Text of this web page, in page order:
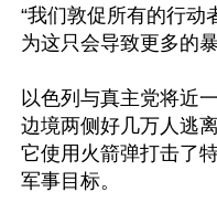
“我们敦促所有的行动
为这只会导致更多的
以色列与真主党将近
边境两侧好几万人逃
它使用火箭弹打击了
军事目标。